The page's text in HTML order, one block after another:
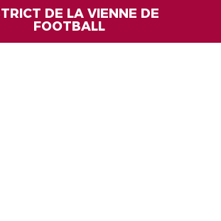
DE LA VIENNE DE
FOOTBALL